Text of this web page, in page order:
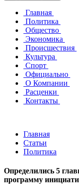
Главная
Политика
Общество
Экономика
Происшествия
Культура
Спорт
Официально
О Компании
Расценки
Контакты
Главная
Статьи
Политика
Определились 5
программу